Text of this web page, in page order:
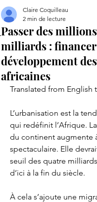
Passer des
milliards :
développement
africaines
Claire Coquilleau
2 min de lecture
Translated from English
L’urbanisation est la
qui redéfinit l’Afrique.
du continent augmente
spectaculaire. Elle
seuil des quatre
d’ici à la fin du siècle.
À cela s’ajoute une